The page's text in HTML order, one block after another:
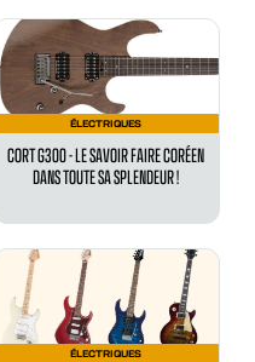
ÉLECTRIQUES
CORT G300 - LE SAVOIR FAIRE CORÉEN
DANS TOUTE SA SPLENDEUR !
ÉLECTRIQUES